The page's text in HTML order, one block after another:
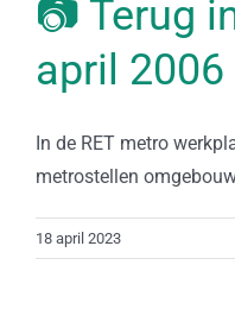
📷 Terug
april 2006
In de RET metro
metrostellen
18 april 2023